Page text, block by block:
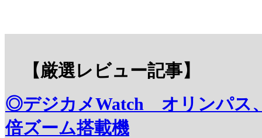
【厳選レビュー記事】
◎デジカメWatch オリンパス
倍ズーム搭載機